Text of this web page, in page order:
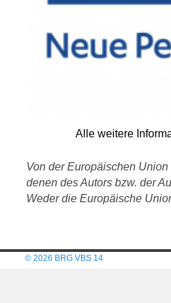
Alle weitere
Von der Europäischen
denen des Autors bzw. der
Weder die Europäische
© 2026 BRG VBS 14